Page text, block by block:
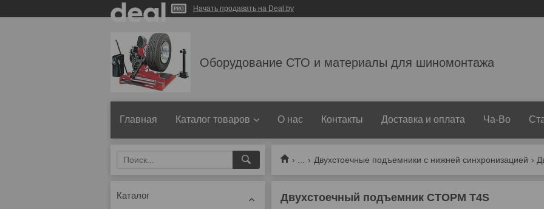
Начать продавать на Deal.by
Оборудование СТО и материалы для шиномонтажа
Главная Каталог товаров О нас Контакты Доставка и оплата Ча-Во
Двухстоечные подъемники с нижней синхронизацией
Двухстоечный подъемник СТОРМ T4S
Каталог